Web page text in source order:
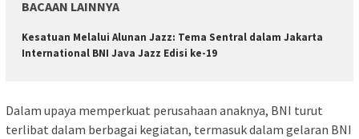
BACAAN LAINNYA
Kesatuan Melalui Alunan Jazz: Tema Sentral dalam Jakarta
International BNI Java Jazz Edisi ke-19
Dalam upaya memperkuat perusahaan anaknya, BNI turut
terlibat dalam berbagai kegiatan, termasuk dalam gelaran BNI